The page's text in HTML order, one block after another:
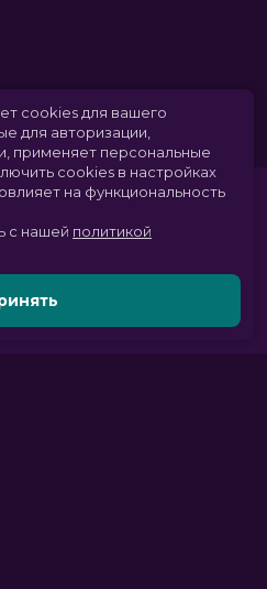
cookies для вашего
для авторизации,
применяет персональные
cookies в настройках
на функциональность
с нашей политикой